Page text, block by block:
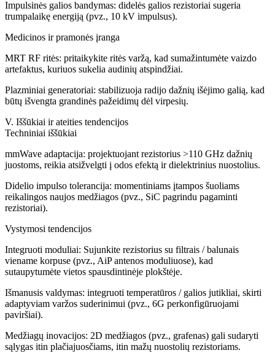
Impulsinės galios bandymas: didelės galios rezistoriai sugeria
trumpalaikę energiją (pvz., 10 kV impulsus).
Medicinos ir pramonės įranga
MRT RF ritės: pritaikykite ritės varžą, kad sumažintumėte vaizdo
artefaktus, kuriuos sukelia audinių atspindžiai.
Plazminiai generatoriai: stabilizuoja radijo dažnių išėjimo galią, kad
būtų išvengta grandinės pažeidimų dėl virpesių.
V. Iššūkiai ir ateities tendencijos
Techniniai iššūkiai
mmWave adaptacija: projektuojant rezistorius >110 GHz dažnių
juostoms, reikia atsižvelgti į odos efektą ir dielektrinius nuostolius.
Didelio impulso tolerancija: momentiniams įtampos šuoliams
reikalingos naujos medžiagos (pvz., SiC pagrindu pagaminti
rezistoriai).
Vystymosi tendencijos
Integruoti moduliai: Sujunkite rezistorius su filtrais / balunais
viename korpuse (pvz., AiP antenos moduliuose), kad
sutaupytumėte vietos spausdintinėje plokštėje.
Išmanusis valdymas: integruoti temperatūros / galios jutikliai, skirti
adaptyviam varžos suderinimui (pvz., 6G perkonfigūruojami
paviršiai).
Medžiagų inovacijos: 2D medžiagos (pvz., grafenas) gali sudaryti
sąlygas itin plačiajuosčiams, itin mažų nuostolių rezistoriams.